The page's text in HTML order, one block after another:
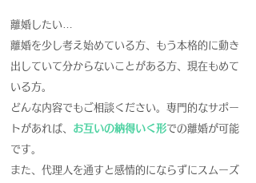
離婚したい…
離婚を少し考え始めている方、もう本格的に動き
出していて分からないことがある方、現在もめて
いる方。
どんな内容でもご相談ください。専門的なサポー
トがあれば、 お互いの納得いく形での離婚が可能
です。
また、代理人を通すと感情的にならずにスムーズ